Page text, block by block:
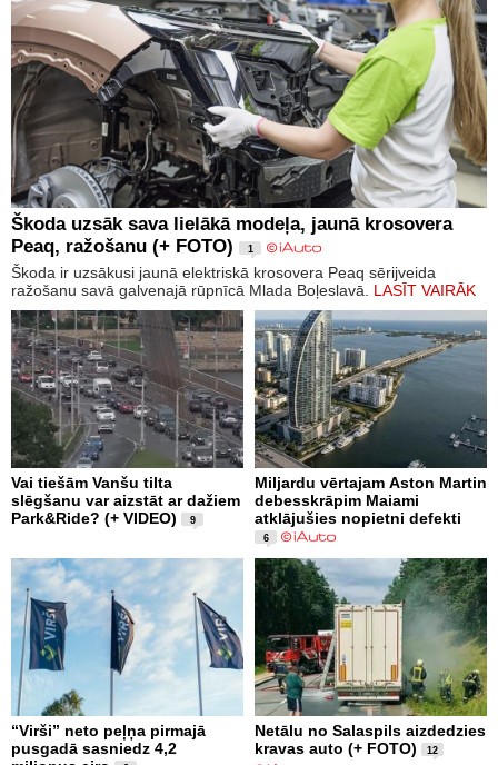
Škoda uzsāk sava lielākā modeļa, jaunā krosovera
Peaq, ražošanu (+ FOTO)
1
Škoda ir uzsākusi jaunā elektriskā krosovera Peaq sērijveida
ražošanu savā galvenajā rūpnīcā Mlada Boļeslavā. LASĪT VAIRĀK
Vai tiešām Vanšu tilta
slēgšanu var aizstāt ar dažiem
Park&Ride? (+ VIDEO)
9
Miljardu vērtajam Aston Martin
debesskrāpim Maiami
atklājušies nopietni defekti
6
“Virši” neto peļņa pirmajā
pusgadā sasniedz 4,2
Netālu no Salaspils aizdedzies
kravas auto (+ FOTO)
12